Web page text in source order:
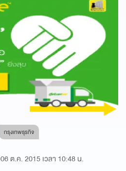
กรุงเทพธุรกิจ
06 ต.ค. 2015 เวลา 10:48 น.